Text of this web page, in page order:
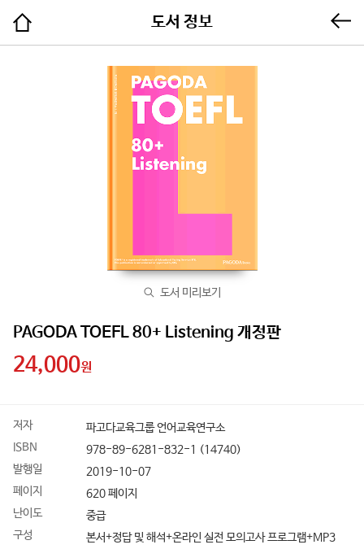
도서 정보
도서 미리보기
PAGODA TOEFL 80+ Listening 개정판
24,000원
도
서
상
세
정
보
저자
파고다교육그룹 언어교육연구소
ISBN
978-89-6281-832-1 (14740)
발행일
2019-10-07
페이지
620 페이지
난이도
중급
구성
본서+정답 및 해석+온라인 실전 모의고사 프로그램+MP3